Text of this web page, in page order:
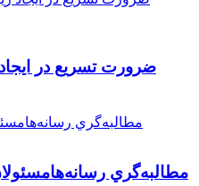
ضرورت تسريع در
مطالبه‌گري